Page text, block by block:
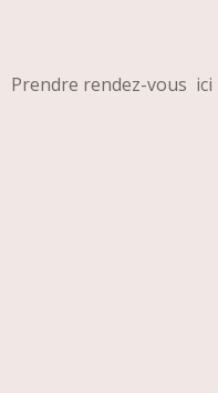
Prendre rendez-vous ici